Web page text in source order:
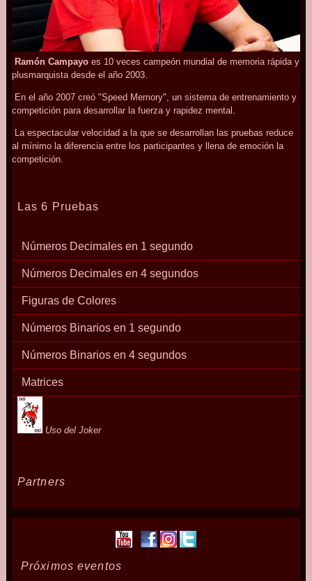
Ramón Campayoes 10 veces campeón mundial de memoria rápida y
plusmarquista desde el año 2003.
En el año 2007 creó "Speed Memory", un sistema de entrenamiento y
competición para desarrollar la fuerza y rapidez mental.
La espectacular velocidad a la que se desarrollan las pruebas reduce
al mínimo la diferencia entre los participantes y llena de emoción la
competición.
Las 6 Pruebas
Números Decimales en 1 segundo
Números Decimales en 4 segundos
Figuras de Colores
Números Binarios en 1 segundo
Números Binarios en 4 segundos
Matrices
Uso del Joker
Partners
Próximos eventos